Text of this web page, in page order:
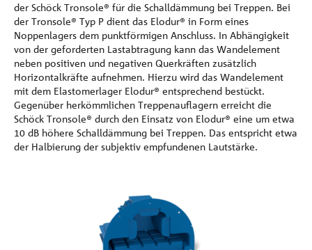
der Schöck Tronsole® für die Schalldämmung bei Treppen. Bei
der Tronsole® Typ P dient das Elodur® in Form eines
Noppenlagers dem punktförmigen Anschluss. In Abhängigkeit
von der geforderten Lastabtragung kann das Wandelement
neben positiven und negativen Querkräften zusätzlich
Horizontalkräfte aufnehmen. Hierzu wird das Wandelement
mit dem Elastomerlager Elodur® entsprechend bestückt.
Gegenüber herkömmlichen Treppenauflagern erreicht die
Schöck Tronsole® durch den Einsatz von Elodur® eine um etwa
10 dB höhere Schalldämmung bei Treppen. Das entspricht etwa
der Halbierung der subjektiv empfundenen Lautstärke.